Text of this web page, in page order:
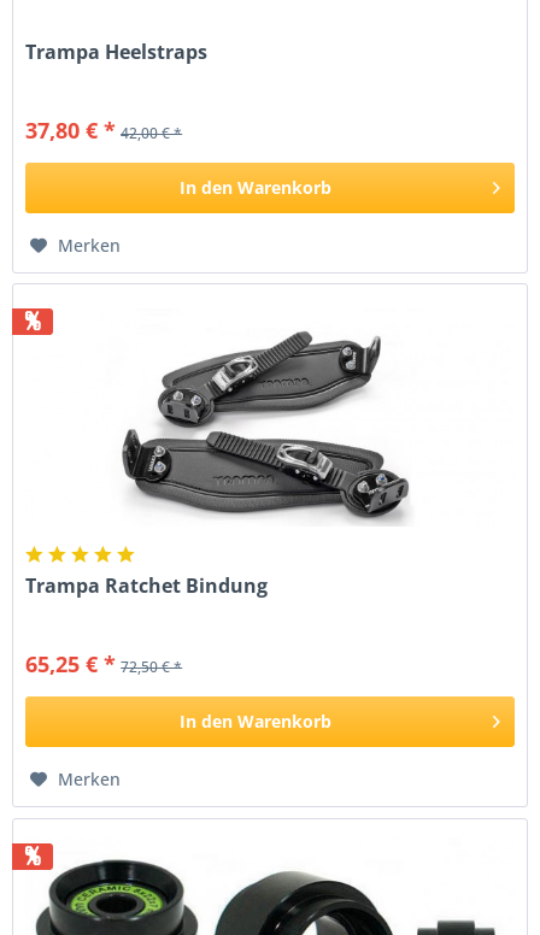
Trampa Heelstraps
37,80 € * 42,00 € *
In den Warenkorb
Merken
%
Trampa Ratchet Bindung
65,25 € * 72,50 € *
In den Warenkorb
Merken
%